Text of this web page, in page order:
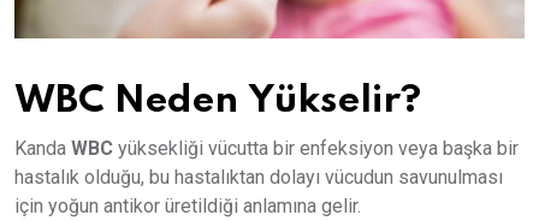
WBC Neden Yükselir?
Kanda WBC yüksekliği vücutta bir enfeksiyon veya başka bir
hastalık olduğu, bu hastalıktan dolayı vücudun savunulması
için yoğun antikor üretildiği anlamına gelir.